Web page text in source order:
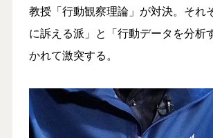
教授「行動観察理論」が対決。それ
に訴える派」と「行動データを分析
かれて激突する。